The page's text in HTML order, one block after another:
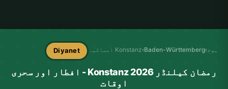
ہوم ›
Baden-Württemberg
›Konstanz امساکیہ Diyanet
رمضان کیلنڈر Konstanz 2026 - افطار اور سحری
اوقات